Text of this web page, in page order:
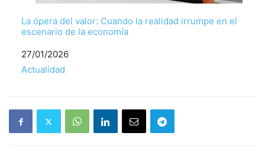
La ópera del valor: Cuando la realidad irrumpe en el
escenario de la economía
Fecha
27/01/2026
Respecto a
Actualidad